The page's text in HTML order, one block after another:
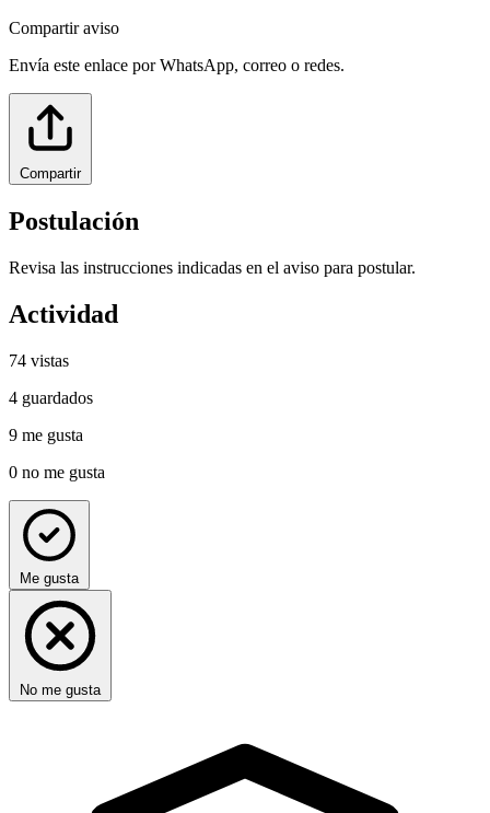
Compartir aviso
Envía este enlace por WhatsApp, correo o redes.
Compartir
Postulación
Revisa las instrucciones indicadas en el aviso para postular.
Actividad
74 vistas
4 guardados
9 me gusta
0 no me gusta
Me gusta
No me gusta